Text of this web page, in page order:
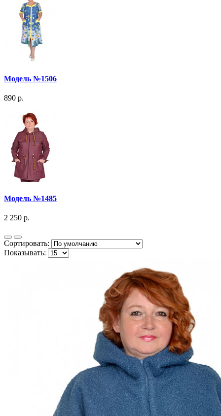
Модель №1506
890 р.
Модель №1485
2 250 р.
Сортировать:
Показывать: